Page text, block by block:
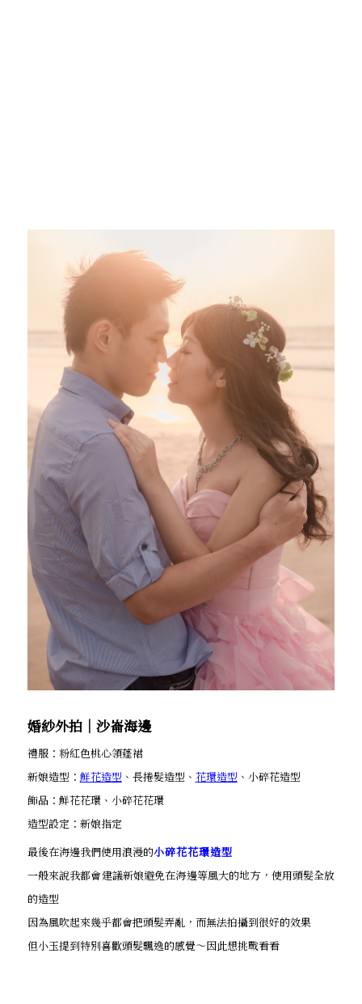
婚紗外拍│沙崙海邊
禮服：粉紅色桃心領蓬裙
新娘造型： 鮮花造型 、長捲髮造型、 花環造型 、小碎花造型
飾品：鮮花花環、小碎花花環
造型設定：新娘指定
最後在海邊我們使用浪漫的小碎花花環造型
一般來說我都會建議新娘避免在海邊等風大的地方，使用頭髮全放
的造型
因為風吹起來幾乎都會把頭髮弄亂，而無法拍攝到很好的效果
但小玉提到特別喜歡頭髮飄逸的感覺～因此想挑戰看看